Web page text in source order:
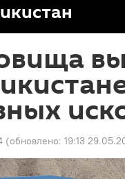
(обновлено: 19:13